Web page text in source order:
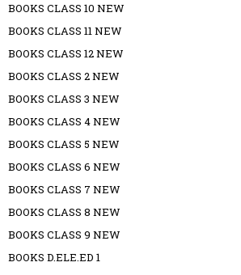
BOOKS CLASS 10 NEW
BOOKS CLASS 11 NEW
BOOKS CLASS 12 NEW
BOOKS CLASS 2 NEW
BOOKS CLASS 3 NEW
BOOKS CLASS 4 NEW
BOOKS CLASS 5 NEW
BOOKS CLASS 6 NEW
BOOKS CLASS 7 NEW
BOOKS CLASS 8 NEW
BOOKS CLASS 9 NEW
BOOKS D.ELE.ED 1